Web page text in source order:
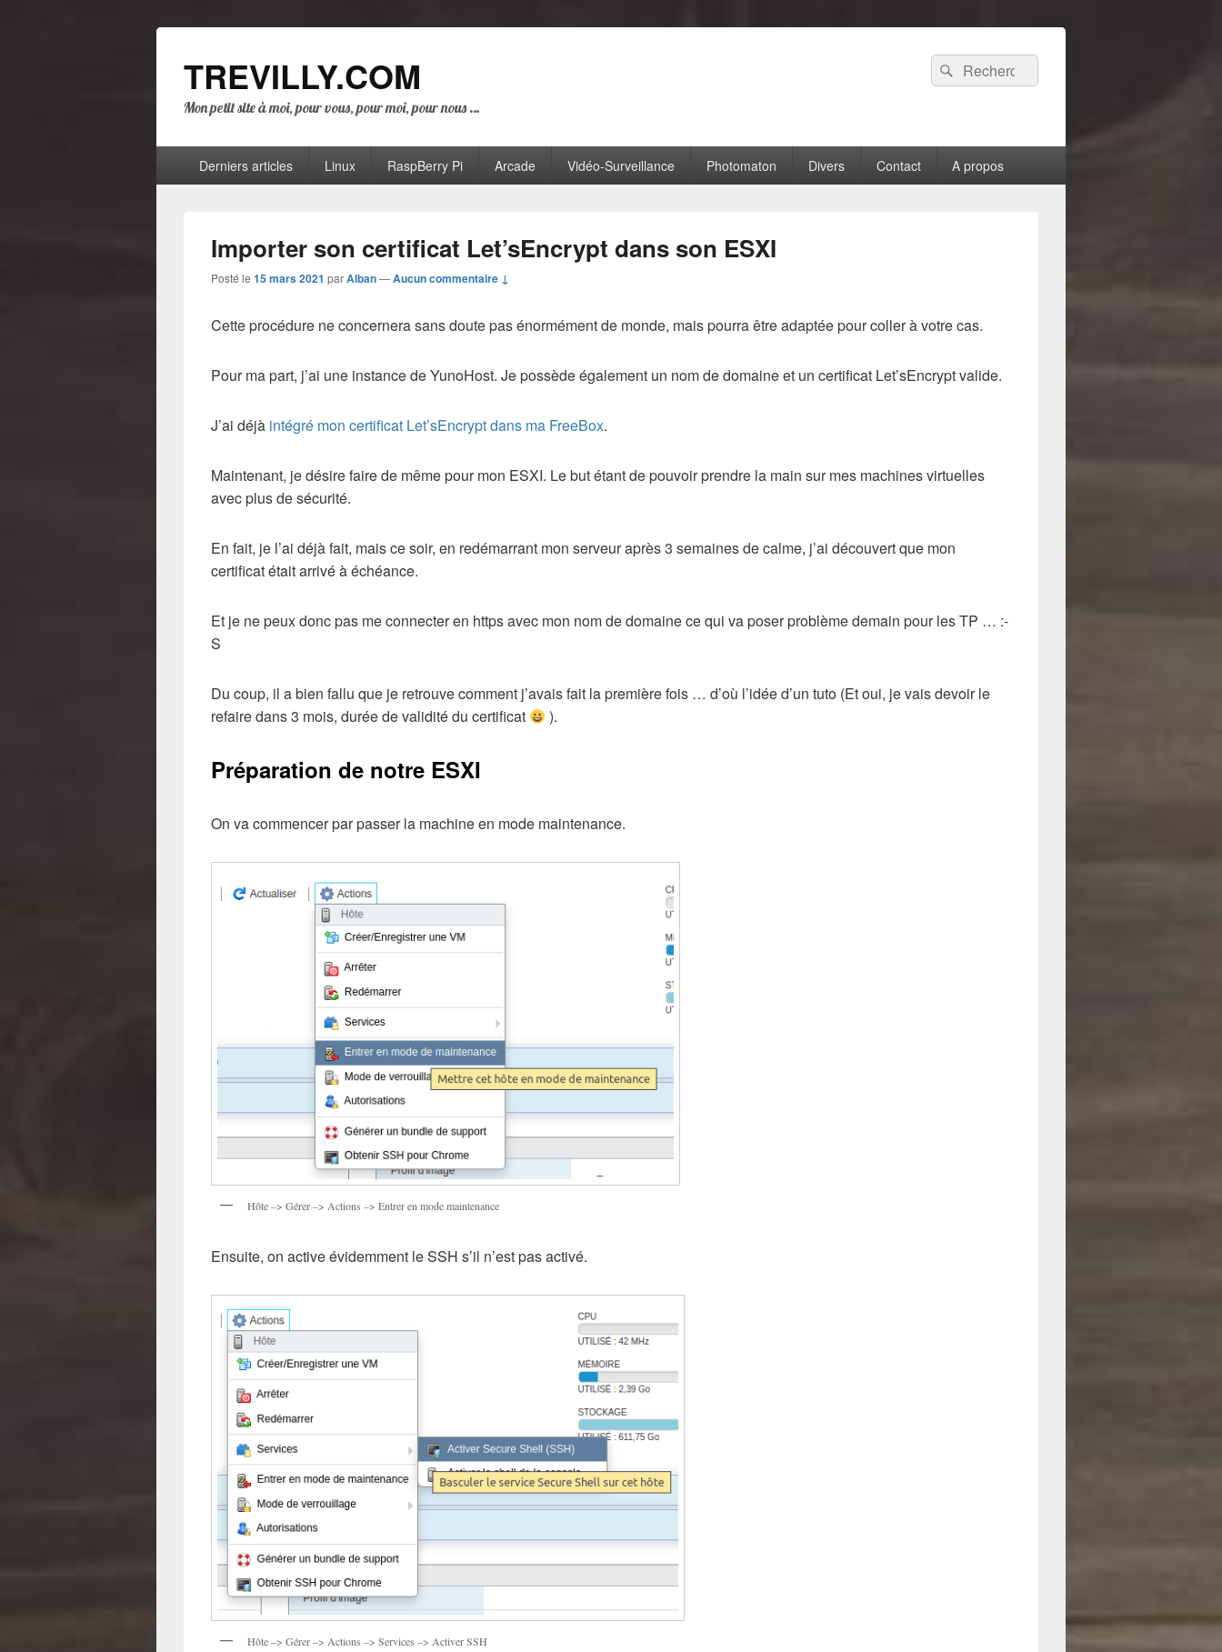
TREVILLY.COM
Mon petit site à moi, pour vous, pour moi, pour nous …
Recherche :
Rechercher
principalDerniers articles Linux RaspBerry Pi Arcade Vidéo-Surveillance Photomaton Divers Contact A propos
Importer son certificat Let’sEncrypt dans son ESXI
Posté le 15 mars 2021 parAlban—Aucun commentaire ↓
Cette procédure ne concernera sans doute pas énormément de monde, mais pourra être adaptée pour coller à votre cas.
Pour ma part, j’ai une instance de YunoHost. Je possède également un nom de domaine et un certificat Let’sEncrypt valide.
J’ai déjà intégré mon certificat Let’sEncryptdans ma FreeBox.
Maintenant, je désire faire de même pour mon ESXI. Le but étant de pouvoir prendre la main sur mes machines virtuelles
avec plus de sécurité.
En fait, je l’ai déjà fait, mais ce soir, en redémarrant mon serveur après 3 semaines de calme, j’ai découvert que mon
certificat était arrivé à échéance.
Et je ne peux donc pas me connecter en https avec mon nom de domaine ce qui va poser problème demain pour les TP … :-
S
Du coup, il a bien fallu que je retrouve comment j’avais fait la première fois … d’où l’idée d’un tuto (Et oui, je vais devoir le
refaire dans 3 mois, durée de validité du certificat
).
Préparation de notre ESXI
On va commencer par passer la machine en mode maintenance.
Hôte –> Gérer –> Actions –> Entrer en mode maintenance
Ensuite, on active évidemment le SSH s’il n’est pas activé.
Hôte –> Gérer –> Actions –> Services –> Activer SSH